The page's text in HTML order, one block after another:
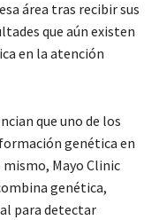
área tras recibir sus
que aún existen
en la atención
que uno de los
genética en
Mayo Clinic
genética,
para detectar